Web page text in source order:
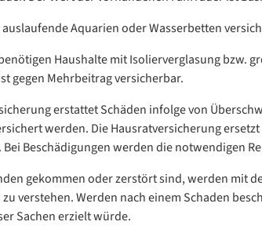
Aquarien oder Wasserbetten
Haushalte mit Isolierverglasung bzw.
gegen Mehrbeitrag versicherbar.
erstattet Schäden infolge von
werden. Die Hausratversicherung
Beschädigungen werden die notwendigen
gekommen oder zerstört sind, werden mit
verstehen. Werden nach einem Schaden
Sachen erzielt würde.